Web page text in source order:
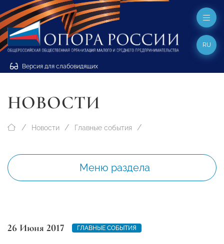
Версия для слабовидящих
RU
НОВОСТИ
Новости Главные события
Меню раздела
26 Июня 2017 ГЛАВНЫЕ СОБЫТИЯ